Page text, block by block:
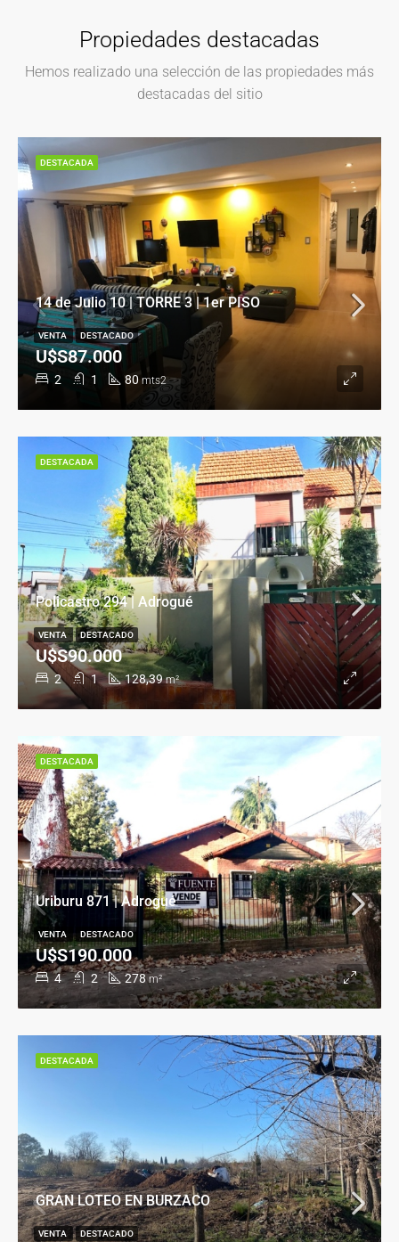
Propiedades destacadas
Hemos realizado una selección de las propiedades más
destacadas del sitio
14 de Julio 10 | TORRE 3 | 1er PISO
2 1 80 mts2
U$S87.000
VENTA DESTACADO
DESTACADA
Policastro 294 | Adrogué
2 1 128,39 m²
U$S90.000
VENTA DESTACADO
DESTACADA
Uriburu 871 | Adrogué
4 2 278 m²
U$S190.000
VENTA DESTACADO
DESTACADA
GRAN LOTEO EN BURZACO
VENTA DESTACADO
DESTACADA